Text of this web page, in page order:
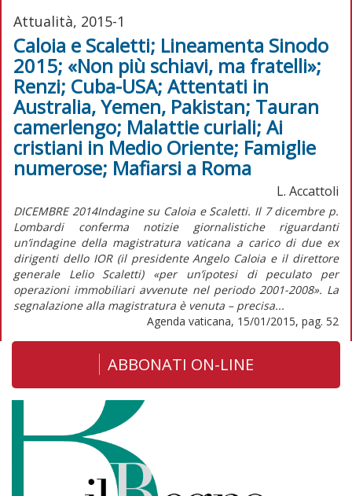
Attualità, 2015-1
Caloia e Scaletti; Lineamenta Sinodo
2015; «Non più schiavi, ma fratelli»;
Renzi; Cuba-USA; Attentati in
Australia, Yemen, Pakistan; Tauran
camerlengo; Malattie curiali; Ai
cristiani in Medio Oriente; Famiglie
numerose; Mafiarsi a Roma
L. Accattoli
DICEMBRE 2014Indagine su Caloia e Scaletti. Il 7 dicembre p.
Lombardi conferma notizie giornalistiche riguardanti
un’indagine della magistratura vaticana a carico di due ex
dirigenti dello IOR (il presidente Angelo Caloia e il direttore
generale Lelio Scaletti) «per un’ipotesi di peculato per
operazioni immobiliari avvenute nel periodo 2001-2008». La
segnalazione alla magistratura è venuta – precisa...
Agenda vaticana, 15/01/2015, pag. 52
ABBONATI ON-LINE